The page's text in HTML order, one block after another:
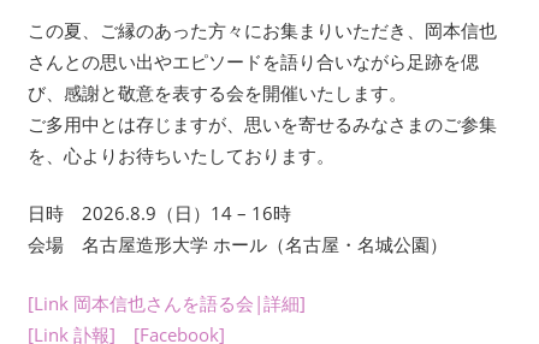
て
い
ま
す。
考
学
を
は
この夏、ご縁のあった方々にお集まりいただき、岡本信也
さんとの思い出やエピソードを語り合いながら足跡を偲
び、感謝と敬意を表する会を開催いたします。
ご多用中とは存じますが、思いを寄せるみなさまのご参集
を、心よりお待ちいたしております。
日時 2026.8.9（日）14 – 16時
会場 名古屋造形大学 ホール（名古屋・名城公園）
[Link 岡本信也さんを語る会|詳細]
[Link 訃報]
[Facebook]